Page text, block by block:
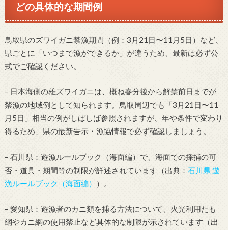
どの具体的な期間例
鳥取県のズワイガニ禁漁期間（例：3月21日〜11月5日）など、
県ごとに「いつまで漁ができるか」が違うため、最新は必ず公
式でご確認ください。
– 日本海側の雄ズワイガニは、概ね春分後から解禁前日までが
禁漁の地域例として知られます。鳥取周辺でも「3月21日〜11
月5日」相当の例がしばしば参照されますが、年や条件で変わり
得るため、県の最新告示・漁協情報で必ず確認しましょう。
– 石川県：遊漁ルールブック（海面編）で、海面での採捕の可
否・道具・期間等の制限が詳述されています（出典： 石川県 遊
漁ルールブック（海面編）
）。
– 愛知県：遊漁者のカニ類を捕る方法について、火光利用たも
網やカニ網の使用禁止など具体的な制限が示されています（出